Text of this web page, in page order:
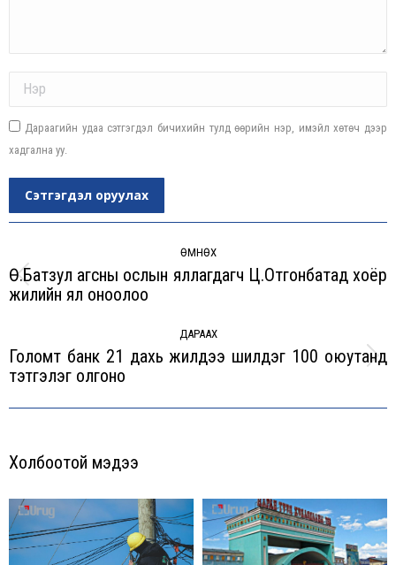
Дараагийн удаа сэтгэгдэл бичихийн тулд өөрийн нэр, имэйл хөтөч дээр
хадгална уу.
Сэтгэгдэл оруулах
navigation
ӨМНӨХ
Previous
Ө.Батзул агсны ослын яллагдагч Ц.Отгонбатад хоёр
жилийн ял оноолоо
ДАРААХ
Next
Голомт банк 21 дахь жилдээ шилдэг 100 оюутанд
тэтгэлэг олгоно
Холбоотой мэдээ